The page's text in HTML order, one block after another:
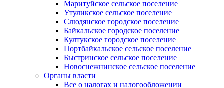
Маритуйское сельское поселение
Утуликское сельское поселение
Слюдянское городское поселение
Байкальское городское поселение
Култукское городское поселение
Портбайкальское сельское поселение
Быстринское сельское поселение
Новоснежнинское сельское поселение
Органы власти
Все о налогах и налогообложении